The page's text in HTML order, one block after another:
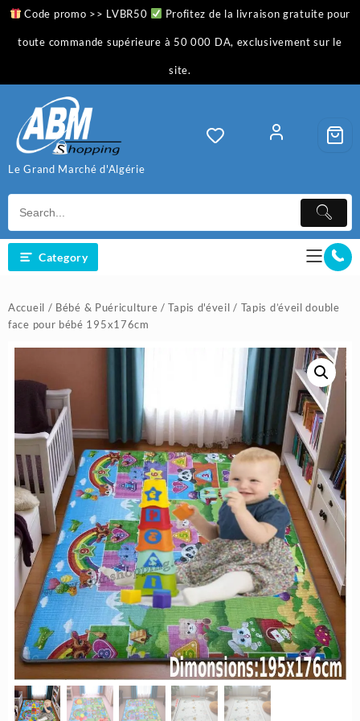
Skip
content
Code promo >> LVBR50 Profitez de la livraison gratuite pour
toute commande supérieure à 50 000 DA, exclusivement sur le
site.
Le Grand Marché d'Algérie
Category
Accueil / Bébé & Puériculture /Tapis d'éveil / Tapis d’éveil double
face pour bébé 195x176cm